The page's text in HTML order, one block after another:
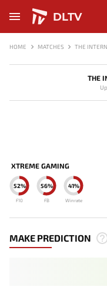
DLTV
HOME MATCHES THE
THE
XTREME GAMING
41%
Winrate
56%
FB
52%
F10
MAKE PREDICTION